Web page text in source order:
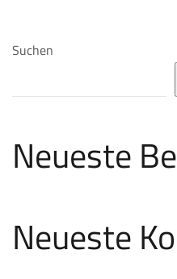
Suchen
Neueste
Neueste